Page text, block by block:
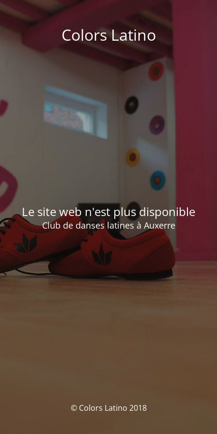
Colors Latino
Le site web n'est plus disponible
Club de danses latines à Auxerre
© Colors Latino 2018